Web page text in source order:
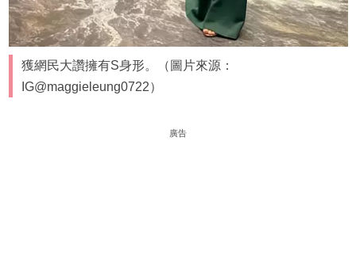
獲網民大讚擁有S身形。（圖片來源：
IG@maggieleung0722）
廣告